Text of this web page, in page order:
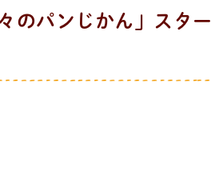
のパンじかん」スター